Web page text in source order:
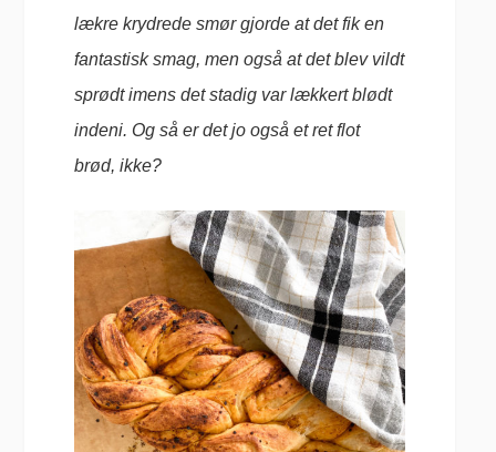
lækre krydrede smør gjorde at det fik en
fantastisk smag, men også at det blev vildt
sprødt imens det stadig var lækkert blødt
indeni. Og så er det jo også et ret flot
brød, ikke?